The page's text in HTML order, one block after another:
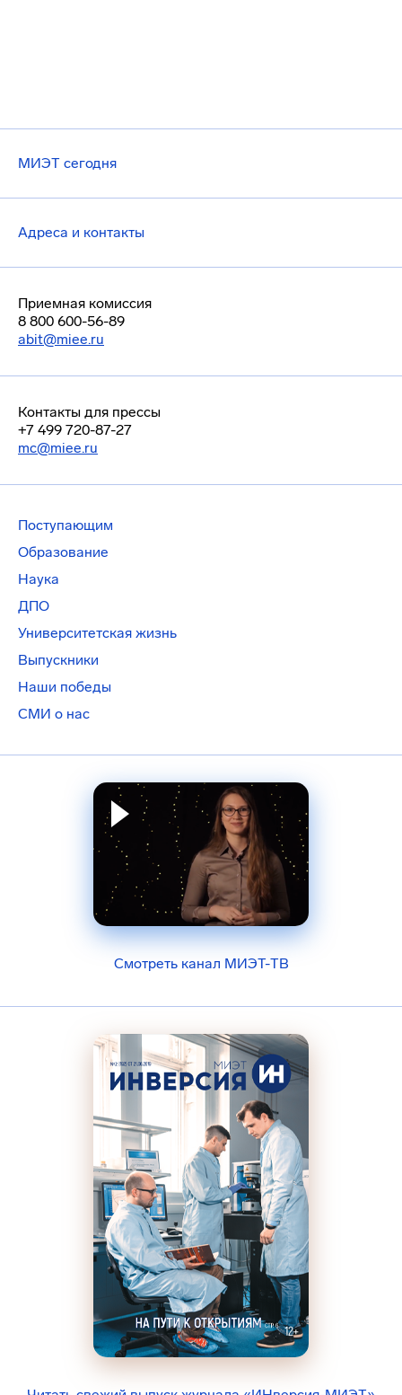
МИЭТ сегодня
Адреса и контакты
Приемная комиссия
8 800 600-56-89
abit@miee.ru
Контакты для прессы
+7 499 720-87-27
mc@miee.ru
Поступающим
Образование
Наука
ДПО
Университетская жизнь
Выпускники
Наши победы
СМИ о нас
Смотреть канал МИЭТ-ТВ